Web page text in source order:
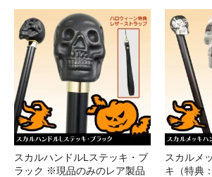
スカルハンドルLステッキ・ブ
ラック ※現品のみのレア製品
スカルメ
キ（特典